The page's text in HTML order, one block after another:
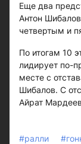
Еще два
Антон
четвертым и
По итогам 10
лидирует по-
месте с
Шибалов. C
Айрат
#ралли